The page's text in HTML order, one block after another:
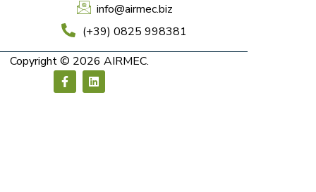
info@airmec.biz
(+39) 0825 998381
Copyright © 2026 AIRMEC.
F
a
c
L
i
n